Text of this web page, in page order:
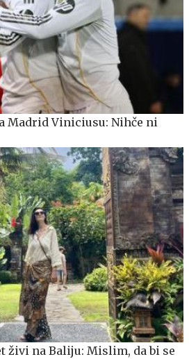
Madrid Viniciusu: Nihče ni
živi na Baliju: Mislim, da bi se